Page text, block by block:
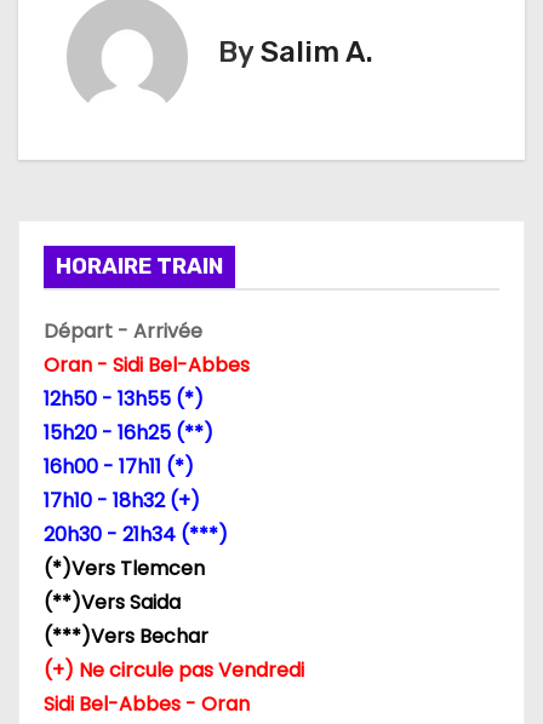
o
n
d
e
a
r
t
BySalim A.
HORAIRE TRAIN
Départ - Arrivée
Oran - Sidi Bel-Abbes
12h50 - 13h55 (*)
15h20 - 16h25 (**)
16h00 - 17h11 (*)
17h10 - 18h32 (+)
20h30 - 21h34 (***)
(*)Vers Tlemcen
(**)Vers Saida
(***)Vers Bechar
(+) Ne circule pas Vendredi
Sidi Bel-Abbes - Oran